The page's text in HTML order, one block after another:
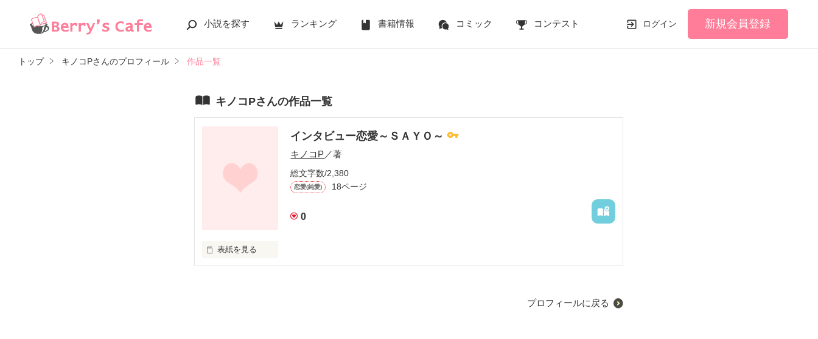
小説を探す ランキング 書籍情報 コミック コンテスト ログイン 新規会員登録
トップ キノコPさんのプロフィール 作品一覧
キノコPさんの作品一覧
インタビュー恋愛～ＳＡＹＯ～
キノコP／著
総文字数/2,380
恋愛(純愛) 18ページ
0
表紙を見る
プロフィールに戻る